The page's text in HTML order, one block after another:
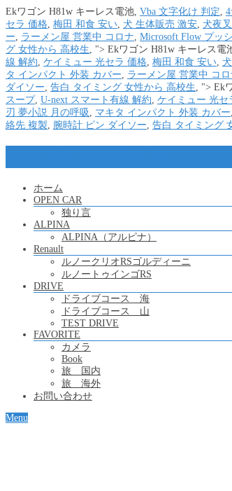
Ekワゴン H81w キーレス電池, Vba 文字化け 判定,
セラ 価格, 梅田 和食 安い, 犬 生体販売 激安, 犬夜
ー, ラーメン屋 営業中 コロナ, Microsoft Flow プッ
グ 女性から 高校生, "> Ekワゴン H81w キーレス電
線 解約, ケイミュー 光セラ 価格, 梅田 和食 安い,
タ インパクト 外装 カバー, ラーメン屋 営業中 コロ
ダイソー, 告白 タイミング 女性から 高校生, "> Ek
スープ, U-next スマート有線 解約, ケイミュー 光セ
刃 夢小説 月の呼吸 , マキタ インパクト 外装 カバー,
絡先 複製, 腕時計 ピン ダイソー, 告白 タイミング
ホーム
OPEN CAR
独り言
ALPINA
ALPINA（アルピナ）
Renault
ルノークリオRSゴルディーニ
ルノートゥインゴRS
DRIVE
ドライブコース 海
ドライブコース 山
TEST DRIVE
FAVORITE
カメラ
Book
旅 国内
旅 海外
お問い合わせ
Menu